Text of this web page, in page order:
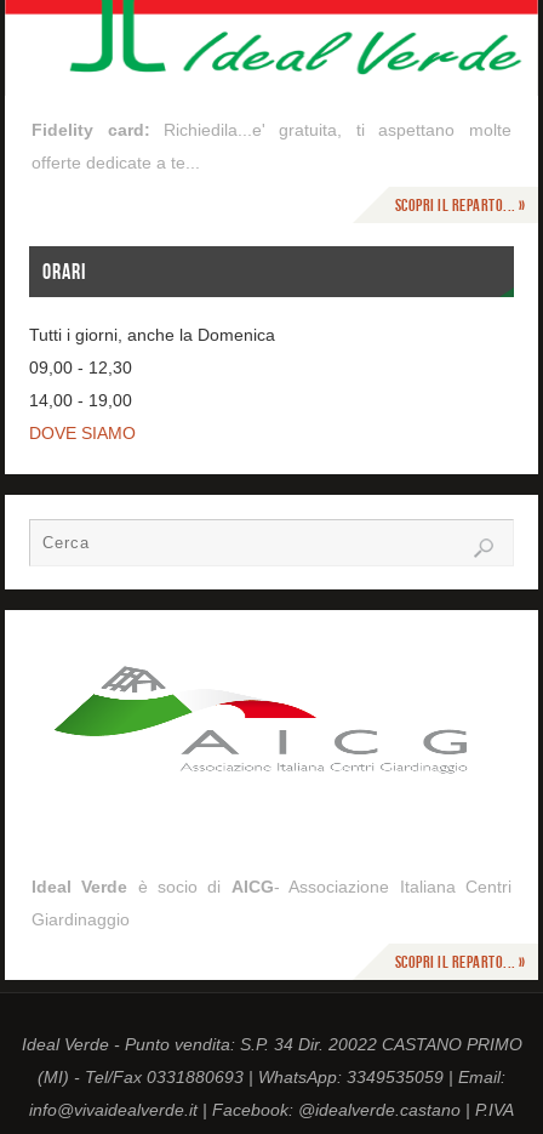
Fidelity card: Richiedila...e' gratuita, ti aspettano molte
offerte dedicate a te...
Scopri il reparto... »
ORARI
Tutti i giorni, anche la Domenica
09,00 - 12,30
14,00 - 19,00
DOVE SIAMO
Ideal Verde è socio di AICG- Associazione Italiana Centri
Giardinaggio
Scopri il reparto... »
Ideal Verde - Punto vendita: S.P. 34 Dir. 20022 CASTANO PRIMO
(MI) - Tel/Fax 0331880693 | WhatsApp: 3349535059 | Email:
info@vivaidealverde.it | Facebook: @idealverde.castano | P.IVA